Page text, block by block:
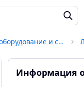
Промышленное оборудование и станки
Информация